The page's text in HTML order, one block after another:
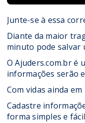
Junte-se à essa
Diante da maior
minuto pode salvar
OAjuders.com.bré
informações serão
Com vidas ainda
Cadastre
forma simples e